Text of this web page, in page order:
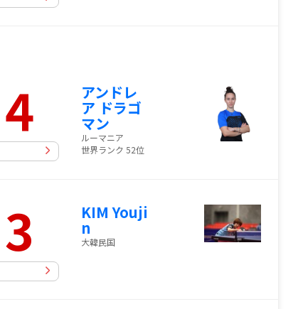
4 アンドレ
ア ドラゴ
マン
ルーマニア
世界ランク 52位
3 KIM Youji
n
大韓民国